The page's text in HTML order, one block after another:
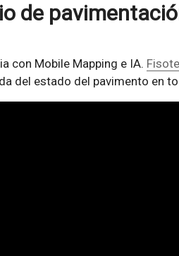
de
con Mobile Mapping e IA.
del estado del pavimento en